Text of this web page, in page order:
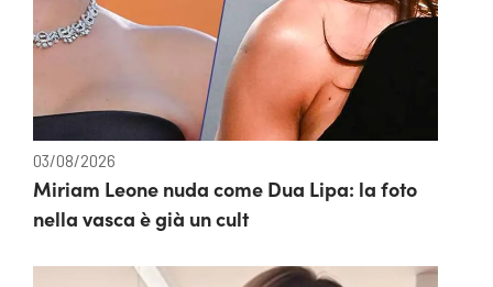
03/08/2026
Miriam Leone nuda come Dua Lipa: la foto
nella vasca è già un cult